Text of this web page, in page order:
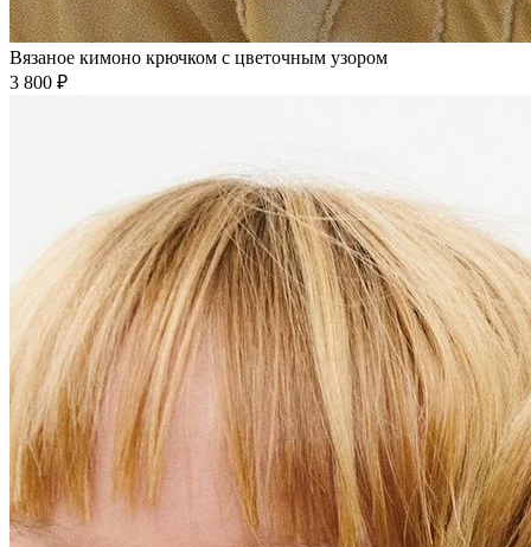
Вязаное кимоно крючком с цветочным узором
3 800 ₽